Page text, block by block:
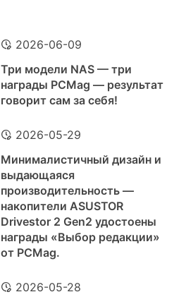
2026-06-09
Три модели NAS — три
награды PCMag — результат
говорит сам за себя!
2026-05-29
Минималистичный дизайн и
выдающаяся
производительность —
накопители ASUSTOR
Drivestor 2 Gen2 удостоены
награды «Выбор редакции»
от PCMag.
2026-05-28